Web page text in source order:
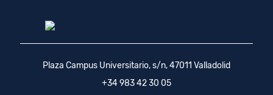
Plaza Campus Universitario, s/n, 47011 Valladolid
+34 983 42 30 05